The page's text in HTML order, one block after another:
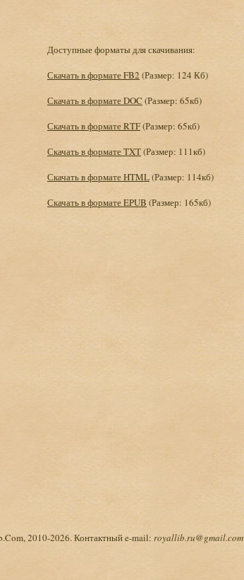
Доступные форматы для скачивания:
Скачать в формате FB2 (Размер: 124 Кб)
Скачать в формате DOC (Размер: 65кб)
Скачать в формате RTF(Размер: 65кб)
Скачать в формате TXT(Размер: 111кб)
Скачать в формате HTML(Размер: 114кб)
Скачать в формате EPUB (Размер: 165кб)
2010-2026. Контактный e-mail: royallib.ru@gmail.com